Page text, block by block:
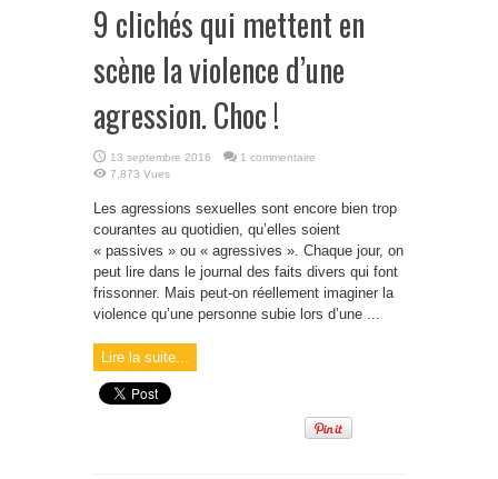
9 clichés qui mettent en
scène la violence d’une
agression. Choc !
13 septembre 2016
1 commentaire
7,873 Vues
Les agressions sexuelles sont encore bien trop
courantes au quotidien, qu’elles soient
« passives » ou « agressives ». Chaque jour, on
peut lire dans le journal des faits divers qui font
frissonner. Mais peut-on réellement imaginer la
violence qu’une personne subie lors d’une ...
Lire la suite...